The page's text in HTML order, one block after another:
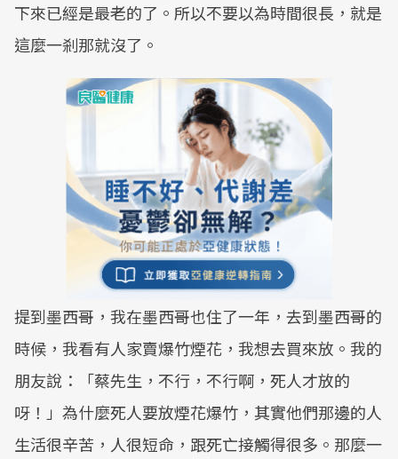
下來已經是最老的了。所以不要以為時間很長，就是
這麼一剎那就沒了。
提到墨西哥，我在墨西哥也住了一年，去到墨西哥的
時候，我看有人家賣爆竹煙花，我想去買來放。我的
朋友說：「蔡先生，不行，不行啊，死人才放的
呀！」為什麼死人要放煙花爆竹，其實他們那邊的人
生活很辛苦，人很短命，跟死亡接觸得很多。那麼一